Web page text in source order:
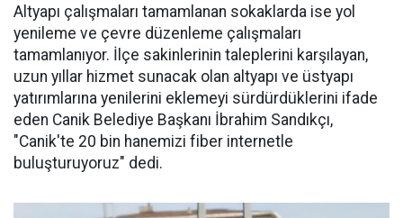
Altyapı çalışmaları tamamlanan sokaklarda ise yol
yenileme ve çevre düzenleme çalışmaları
tamamlanıyor. İlçe sakinlerinin taleplerini karşılayan,
uzun yıllar hizmet sunacak olan altyapı ve üstyapı
yatırımlarına yenilerini eklemeyi sürdürdüklerini ifade
eden Canik Belediye Başkanı İbrahim Sandıkçı,
"Canik'te 20 bin hanemizi fiber internetle
buluşturuyoruz" dedi.